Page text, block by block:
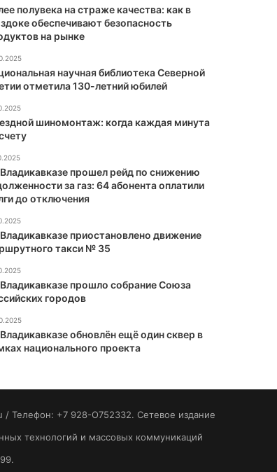
полувека на страже качества: как в
обеспечивают безопасность
на рынке
научная библиотека Северной
отметила 130-летний юбилей
шиномонтаж: когда каждая минута
прошел рейд по снижению
за газ: 64 абонента оплатили
до отключения
приостановлено движение
такси № 35
прошло собрание Союза
городов
обновлён ещё один сквер в
национального проекта
/ Телефон: +7 928-O752332. Сетевое издание
технологий и массовых коммуникаций